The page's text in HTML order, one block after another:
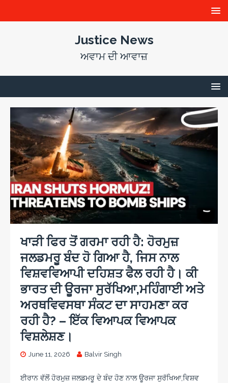
Justice News
ਅਵਾਮ ਦੀ ਆਵਾਜ਼
ਖਾੜੀ ਫਿਰ ਤੋਂ ਗਰਮਾ ਰਹੀ ਹੈ: ਹੋਰਮੁਜ਼
ਜਲਡਮਰੂ ਬੰਦ ਹੋ ਗਿਆ ਹੈ, ਜਿਸ ਨਾਲ
ਵਿਸ਼ਵਵਿਆਪੀ ਦਹਿਸ਼ਤ ਫੈਲ ਰਹੀ ਹੈ। ਕੀ
ਭਾਰਤ ਦੀ ਊਰਜਾ ਸੁਰੱਖਿਆ,ਮਹਿੰਗਾਈ ਅਤੇ
ਅਰਥਵਿਵਸਥਾ ਸੰਕਟ ਦਾ ਸਾਹਮਣਾ ਕਰ
ਰਹੀ ਹੈ? – ਇੱਕ ਵਿਆਪਕ ਵਿਆਪਕ
ਵਿਸ਼ਲੇਸ਼ਣ।
June 11, 2026 Balvir Singh
ਈਰਾਨ ਵੱਲੋਂ ਹੋਰਮੁਜ਼ ਜਲਡਮਰੂ ਦੇ ਬੰਦ ਹੋਣ ਨਾਲ ਊਰਜਾ ਸੁਰੱਖਿਆ,ਵਿਸ਼ਵ